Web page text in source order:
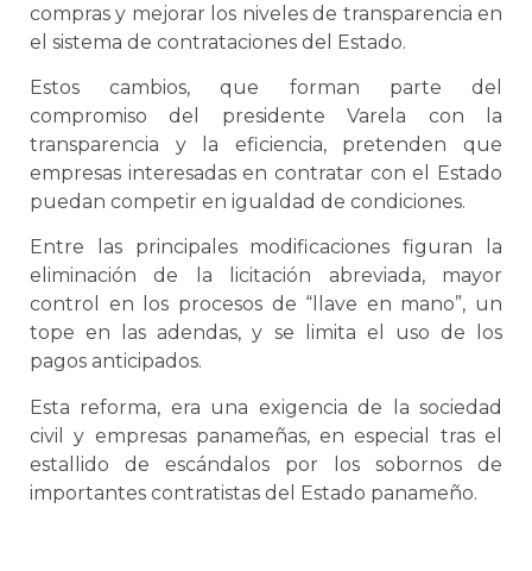
compras y mejorar los niveles de transparencia en
el sistema de contrataciones del Estado.
Estos cambios, que forman parte del
compromiso del presidente Varela con la
transparencia y la eficiencia, pretenden que
empresas interesadas en contratar con el Estado
puedan competir en igualdad de condiciones.
Entre las principales modificaciones figuran la
eliminación de la licitación abreviada, mayor
control en los procesos de “llave en mano”, un
tope en las adendas, y se limita el uso de los
pagos anticipados.
Esta reforma, era una exigencia de la sociedad
civil y empresas panameñas, en especial tras el
estallido de escándalos por los sobornos de
importantes contratistas del Estado panameño.